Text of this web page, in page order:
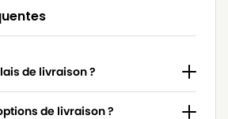
221
BBS 2400 à BS 2999
SILENCE BBS 2000 à 2299
de livraison ?
de livraison ?